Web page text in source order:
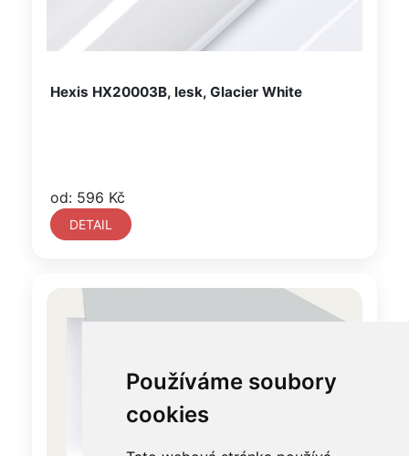
Používáme soubory
cookies
Hexis HX20003B, lesk, Glacier White
od: 596 Kč
DETAIL